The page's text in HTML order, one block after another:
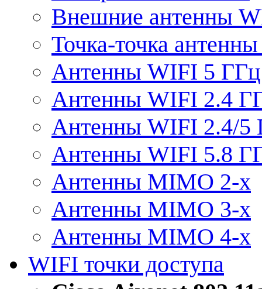
Внешние антенны
Точка-точка
Антенны WIFI 5 ГГц
Антенны WIFI 2.4
Антенны WIFI 2.4/5
Антенны WIFI 5.8
Антенны MIMO 2-x
Антенны MIMO 3-x
Антенны MIMO 4-x
WIFI точки доступа